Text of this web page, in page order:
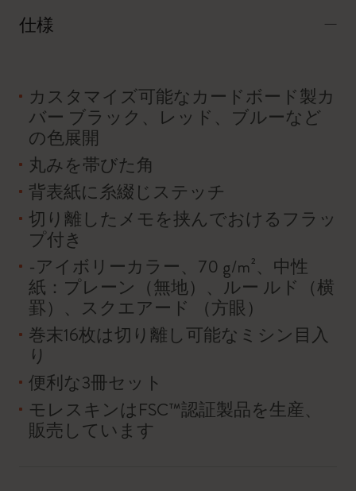
仕様
カスタマイズ可能なカードボード製カ
バー ブラック、レッド、ブルーなど
の色展開
丸みを帯びた角
背表紙に糸綴じステッチ
切り離したメモを挟んでおけるフラッ
プ付き
-アイボリーカラー、70 g/m²、中性
紙：プレーン（無地）、ルー ルド（横
罫）、スクエアード （方眼）
巻末16枚は切り離し可能なミシン目入
り
便利な3冊セット
モレスキンはFSC™認証製品を生産、
販売しています